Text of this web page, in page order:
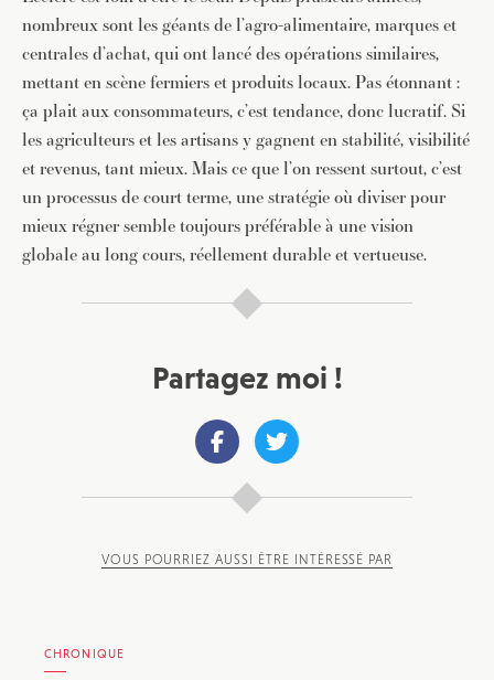
nombreux sont les géants de l’agro-alimentaire, marques et
centrales d’achat, qui ont lancé des opérations similaires,
mettant en scène fermiers et produits locaux. Pas étonnant :
ça plait aux consommateurs, c’est tendance, donc lucratif. Si
les agriculteurs et les artisans y gagnent en stabilité, visibilité
et revenus, tant mieux. Mais ce que l’on ressent surtout, c’est
un processus de court terme, une stratégie où diviser pour
mieux régner semble toujours préférable à une vision
globale au long cours, réellement durable et vertueuse.
Partagez moi !
VOUS POURRIEZ AUSSI ÊTRE INTÉRESSÉ PAR
CHRONIQUE
JE M'INSCRIS À LA NEWSLETTER
Pour recevoir toutes les deux semaines notre lettre
d’info avec une sélection d’articles …